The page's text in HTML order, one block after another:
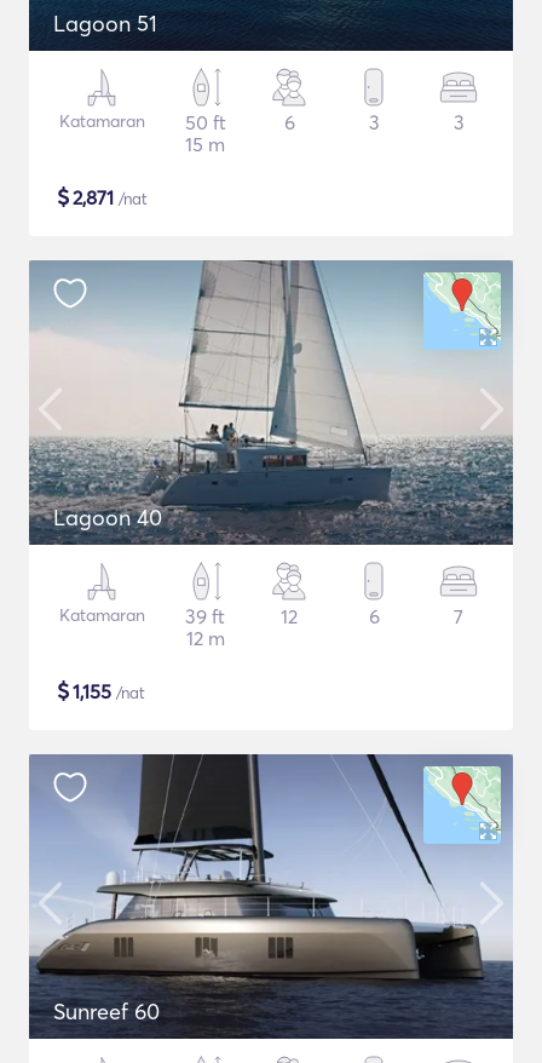
Lagoon 51
Katamaran
50 ft
15 m
6 3 3
$2,871 /nat
Lagoon 40
Katamaran
39 ft
12 m
12 6 7
$1,155 /nat
Sunreef 60